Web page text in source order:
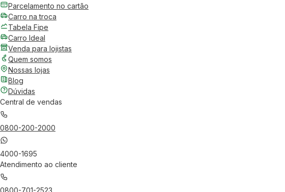
Parcelamento no cartão
Carro na troca
Tabela Fipe
Carro Ideal
Venda para lojistas
Quem somos
Nossas lojas
Blog
Dúvidas
Central de vendas
0800-200-2000
4000-1695
Atendimento ao cliente
0800-701-2523